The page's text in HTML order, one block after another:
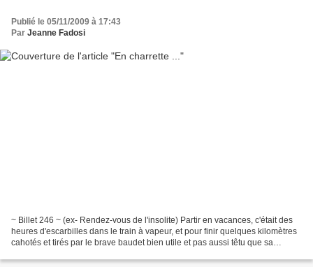
Publié le 05/11/2009 à 17:43
Par Jeanne Fadosi
~ Billet 246 ~ (ex- Rendez-vous de l'insolite) Partir en vacances, c'était des
heures d'escarbilles dans le train à vapeur, et pour finir quelques kilomètres
cahotés et tirés par le brave baudet bien utile et pas aussi têtu que sa